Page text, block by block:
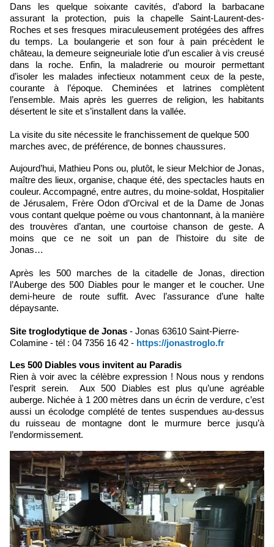
Dans les quelque soixante cavités, d’abord la barbacane
assurant la protection, puis la chapelle Saint-Laurent-des-
Roches et ses fresques miraculeusement protégées des affres
du temps. La boulangerie et son four à pain précèdent le
château, la demeure seigneuriale lotie d’un escalier à vis creusé
dans la roche. Enfin, la maladrerie ou mouroir permettant
d’isoler les malades infectieux notamment ceux de la peste,
courante à l’époque. Cheminées et latrines complètent
l’ensemble. Mais après les guerres de religion, les habitants
désertent le site et s’installent dans la vallée.
La visite du site nécessite le franchissement de quelque 500
marches avec, de préférence, de bonnes chaussures.
Aujourd’hui, Mathieu Pons ou, plutôt, le sieur Melchior de Jonas,
maître des lieux, organise, chaque été, des spectacles hauts en
couleur. Accompagné, entre autres, du moine-soldat, Hospitalier
de Jérusalem, Frère Odon d’Orcival et de la Dame de Jonas
vous contant quelque poème ou vous chantonnant, à la manière
des trouvères d’antan, une courtoise chanson de geste. A
moins que ce ne soit un pan de l’histoire du site de
Jonas…
Après les 500 marches de la citadelle de Jonas, direction
l’Auberge des 500 Diables pour le manger et le coucher. Une
demi-heure de route suffit. Avec l’assurance d’une halte
dépaysante.
Site troglodytique de Jonas - Jonas 63610 Saint-Pierre-
Colamine - tél : 04 7356 16 42 - https://jonastroglo.fr
Les 500 Diables vous invitent au Paradis
Rien à voir avec la célèbre expression ! Nous nous y rendons
l’esprit serein. Aux 500 Diables est plus qu’une agréable
auberge. Nichée à 1 200 mètres dans un écrin de verdure, c’est
aussi un écolodge complété de tentes suspendues au-dessus
du ruisseau de montagne dont le murmure berce jusqu’à
l’endormissement.